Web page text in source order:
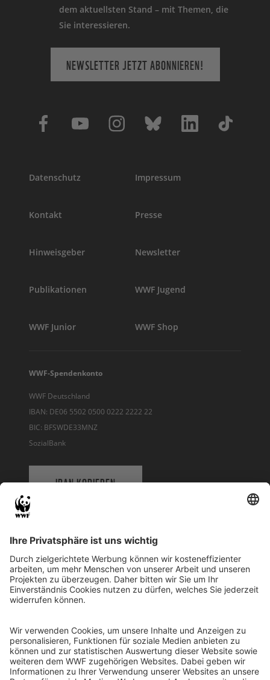
dem aktuellsten Stand – mit Themen, die
Sie interessieren.
NEWSLETTER JETZT ABONNIEREN!
Datenschutz Impressum
Kontakt Presse
Hinweisgeber Newsletter
Publikationen WWF Jugend
WWF Junior WWF Shop
WWF-Spendenkonto
WWF Deutschland
IBAN: DE06 5502 0500 0222 2222 22
BIC: BFSWDE33MNZ
SozialBank
IBAN KOPIEREN
WWF Deutschland
Reinhardtstr. 18
10117 Berlin
Ihre Spende kann steuerlich geltend gemacht werden
Registriert als Stiftung WWF Deutschland, Senatsverwaltung für
Justiz Berlin, Az: 3416/976/2